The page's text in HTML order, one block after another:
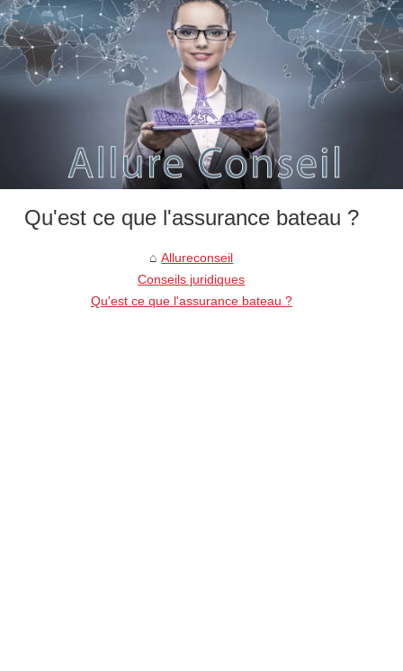
Qu'est ce que l'assurance bateau ?
Allureconseil
Conseils juridiques
Qu'est ce que l'assurance bateau ?